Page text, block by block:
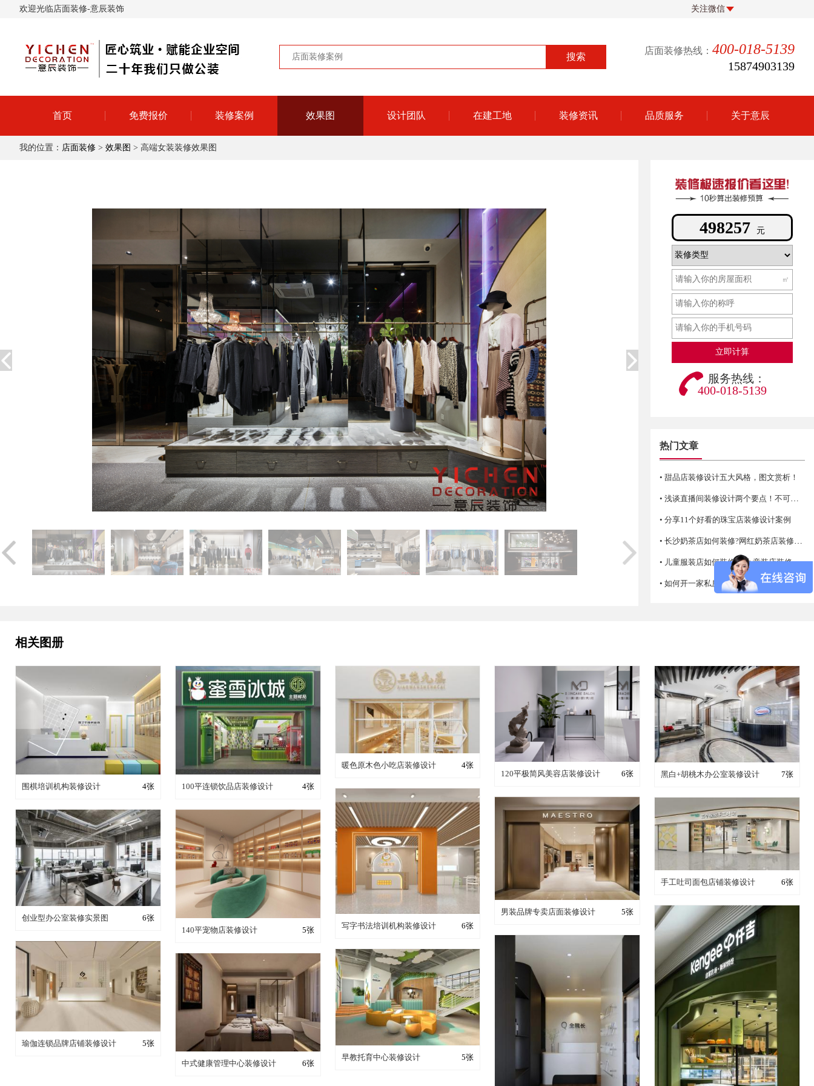
欢迎光临店面装修-意辰装饰 关注微信
店面装修热线： 400-018-5139
15874903139
首页 免费报价 装修案例 效果图 设计团队 在建工地 装修资讯 品质服务 关于意辰
我的位置： 店面装修 > 效果图 > 高端女装装修效果图
233934 元
㎡
服务热线：
400-018-5139
热门文章
• 甜品店装修设计五大风格，图文赏析！
• 浅谈直播间装修设计两个要点！不可错过哦
• 分享11个好看的珠宝店装修设计案例
• 长沙奶茶店如何装修?网红奶茶店装修技巧
• 儿童服装店如何装修设计 童装店装修注意事项
• 如何开一家私房菜馆，怎么经营生意才火爆？
相关图册
装修成这样要花多少钱？
围棋培训机构装修设计 4张 装修成这样要花多少钱？
100平连锁饮品店装修设计 4张
装修成这样要花多少钱？
暖色原木色小吃店装修设计 4张
装修成这样要花多少钱？
120平极简风美容店装修设计 6张 装修成这样要花多少钱？
黑白+胡桃木办公室装修设计 7张
装修成这样要花多少钱？
写字书法培训机构装修设计 6张
装修成这样要花多少钱？
男装品牌专卖店面装修设计 5张
装修成这样要花多少钱？
手工吐司面包店铺装修设计 6张
装修成这样要花多少钱？
创业型办公室装修实景图
6张
装修成这样要花多少钱？
140平宠物店装修设计 5张
装修成这样要花多少钱？
瑜伽连锁品牌店铺装修设计
5张
装修成这样要花多少钱？
早教托育中心装修设计 5张
装修成这样要花多少钱？
中式健康管理中心装修设计 6张